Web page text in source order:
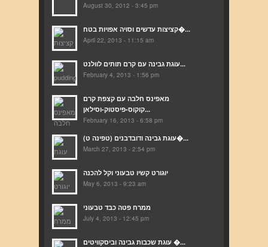
August 30, 2012 - 3:45 pm
קציצות עדשים וסויה אפויות בטח�...
April 22, 2013 - 11:15 am
עוגת גבינה עם קרם תותים לוולנט...
February 4, 2013 - 1:56 pm
מאפינס חלבה עם קצפת קרם
קוקוס-פיסטוק-וסילאן...
February 16, 2013 - 6:58 pm
(עוגת גבינה ודובדבנים (טפינה ט�...
March 27, 2013 - 2:54 pm
יוגורט קשיו טבעוני וקל להכנה
May 6, 2013 - 9:23 am
ממרח פטה כבד טבעוני
July 4, 2013 - 12:45 pm
עוגת שכבות גבינה וביסקוויטים �...